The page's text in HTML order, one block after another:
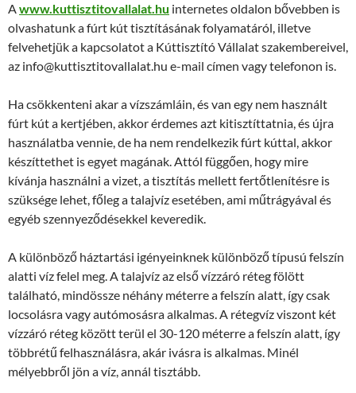
Awww.kuttisztitovallalat.hu internetes oldalon bővebben is
olvashatunk a fúrt kút tisztításának folyamatáról, illetve
felvehetjük a kapcsolatot a Kúttisztító Vállalat szakembereivel,
az info@kuttisztitovallalat.hu e-mail címen vagy telefonon is.
Ha csökkenteni akar a vízszámláin, és van egy nem használt
fúrt kút a kertjében, akkor érdemes azt kitisztíttatnia, és újra
használatba vennie, de ha nem rendelkezik fúrt kúttal, akkor
készíttethet is egyet magának. Attól függően, hogy mire
kívánja használni a vizet, a tisztítás mellett fertőtlenítésre is
szüksége lehet, főleg a talajvíz esetében, ami műtrágyával és
egyéb szennyeződésekkel keveredik.
A különböző háztartási igényeinknek különböző típusú felszín
alatti víz felel meg. A talajvíz az első vízzáró réteg fölött
található, mindössze néhány méterre a felszín alatt, így csak
locsolásra vagy autómosásra alkalmas. A rétegvíz viszont két
vízzáró réteg között terül el 30-120 méterre a felszín alatt, így
többrétű felhasználásra, akár ivásra is alkalmas. Minél
mélyebbről jön a víz, annál tisztább.